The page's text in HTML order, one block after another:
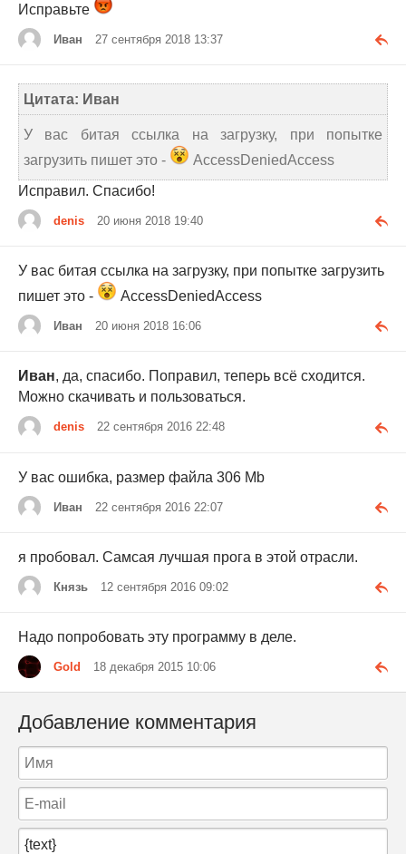
Исправьте
Иван 27 сентября 2018 13:37
Цитата: Иван
У вас битая ссылка на загрузку, при попытке
загрузить пишет это -
AccessDeniedAccess
Исправил. Спасибо!
denis 20 июня 2018 19:40
У вас битая ссылка на загрузку, при попытке загрузить
пишет это -
AccessDeniedAccess
Иван 20 июня 2018 16:06
Иван, да, спасибо. Поправил, теперь всё сходится.
Можно скачивать и пользоваться.
denis 22 сентября 2016 22:48
У вас ошибка, размер файла 306 Mb
Иван 22 сентября 2016 22:07
я пробовал. Самсая лучшая прога в этой отрасли.
Князь 12 сентября 2016 09:02
Надо попробовать эту программу в деле.
Gold 18 декабря 2015 10:06
Добавление комментария